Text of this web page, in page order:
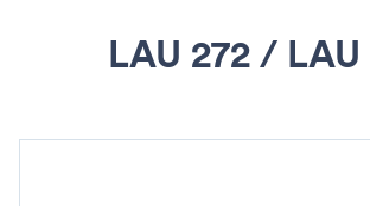
LAU 272 / LAU